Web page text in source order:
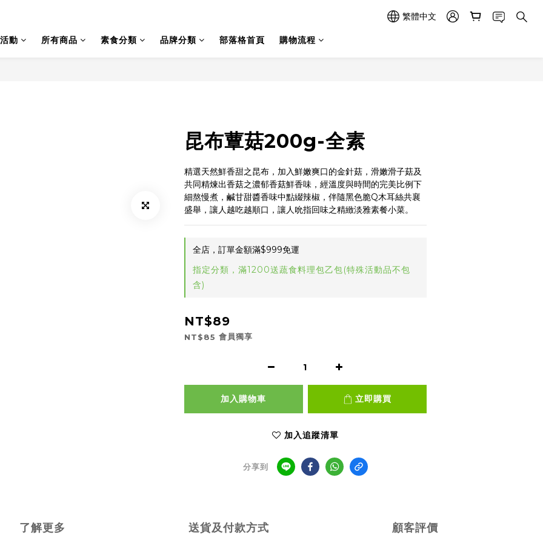
繁體中文
動 所有商品 素食分類 品牌分類 部落格首頁 購物流程
昆布蕈菇200g-全素
精選天然鮮香甜之昆布，加入鮮嫩爽口的金針菇，滑嫩滑子菇及
共同精煉出香菇之濃郁香菇鮮香味，經溫度與時間的完美比例下
細熬慢煮，鹹甘甜醬香味中點綴辣椒，伴隨黑色脆Q木耳絲共襄
盛舉，讓人越吃越順口，讓人吮指回味之精緻淡雅素餐小菜。
全店，訂單金額滿$999免運
指定分類，滿1200送蔬食料理包乙包(特殊活動品不包
含)
NT$89
NT$85 會員獨享
加入購物車 立即購買
加入追蹤清單
分享到
了解更多 送貨及付款方式 顧客評價